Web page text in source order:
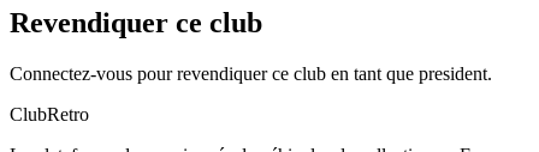
Revendiquer ce club
Connectez-vous pour revendiquer ce club en tant que president.
ClubRetro